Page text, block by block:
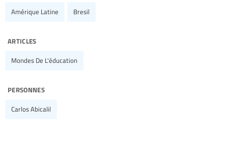
Amérique Latine Bresil
articles
Mondes De L'éducation
personnes
Carlos Abicalil